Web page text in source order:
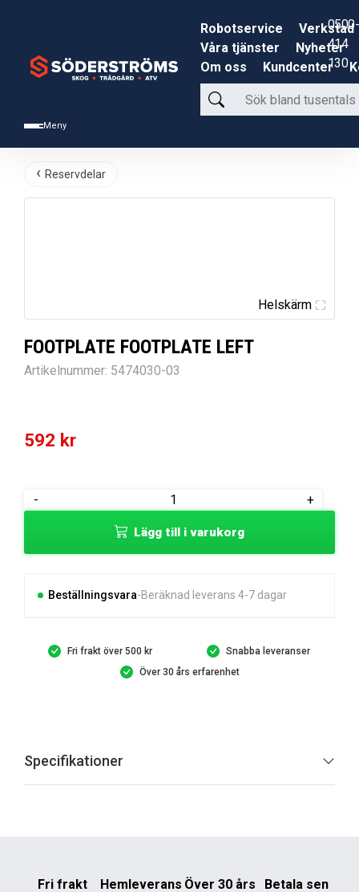
Meny
Robotservice
Verkstad
Våra tjänster
Nyheter
Om oss
Kundcenter
Sök
bland
produkter
0500-
414
130
Reservdelar
Helskärm
FOOTPLATE FOOTPLATE LEFT
Artikelnummer: 5474030-03
592 kr
-
FOOTPLATE
mängd
+
Lägg till i varukorg
Beställningsvara Beräknad leverans 4-7 dagar
Fri frakt över 500 kr
Snabba leveranser
Över 30 års erfarenhet
Specifikationer
Fri frakt Hemleverans Över 30 års
Betala sen